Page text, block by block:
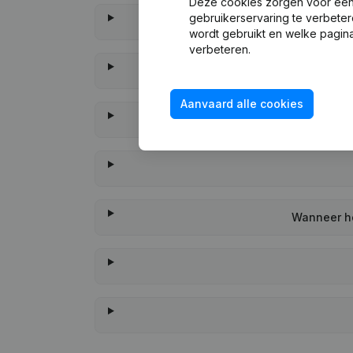
Wanneer
gebruikerservaring te
wordt gebruikt en welke
verbeteren.
Aanvaard alle cookies